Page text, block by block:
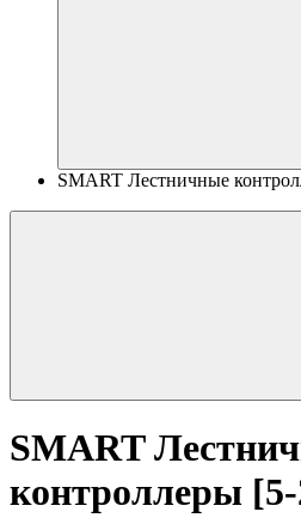
SMART Лестничные
SMART
контроллеры